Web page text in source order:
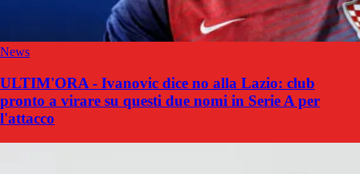
News
ULTIM'ORA - Ivanovic dice no alla Lazio: club
pronto a virare su questi due nomi in Serie A per
l'attacco